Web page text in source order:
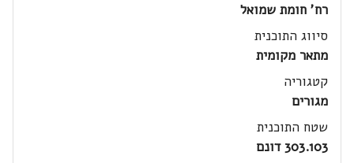
רח' חומת שמואל
סיווג התוכנית
מתאר מקומית
קטגוריה
מגורים
שטח התוכנית
303.103 דונם